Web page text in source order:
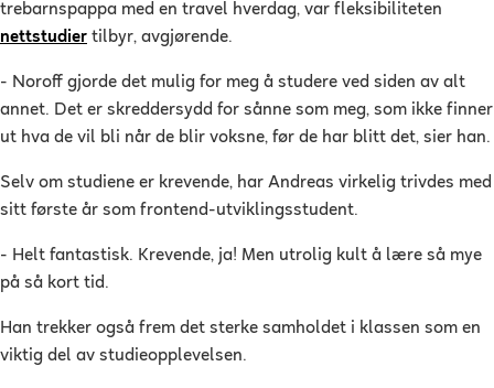
trebarnspappa med en travel hverdag, var fleksibiliteten
nettstudier tilbyr, avgjørende.
- Noroff gjorde det mulig for meg å studere ved siden av alt
annet. Det er skreddersydd for sånne som meg, som ikke finner
ut hva de vil bli når de blir voksne, før de har blitt det, sier han.
Selv om studiene er krevende, har Andreas virkelig trivdes med
sitt første år som frontend-utviklingsstudent.
- Helt fantastisk. Krevende, ja! Men utrolig kult å lære så mye
på så kort tid.
Han trekker også frem det sterke samholdet i klassen som en
viktig del av studieopplevelsen.